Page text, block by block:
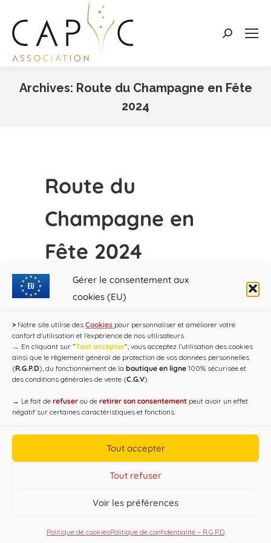
Gérer le consentement aux
cookies (EU)
> Notre site utilise des Cookies pour personnaliser et améliorer votre
confort d'utilisation et l’expérience de nos utilisateurs.
→ En cliquant sur ”Tout accepter”, vous acceptez l’utilisation des cookies
ainsi que le règlement général de protection de vos données personnelles
(R.G.P.D), du fonctionnement de la boutique en ligne 100% sécurisée et
des conditions générales de vente (C.G.V).
→ Le fait de refuser ou de retirer son consentement peut avoir un effet
négatif sur certaines caractéristiques et fonctions.
Tout accepter
Tout refuser
Voir les préférences
Politique de cookiesPolitique de confidentialité – R.G.P.D
Search:
Archives: Route du Champagne en Fête
2024
Route du
Champagne en
Fête 2024
Pas d'événement actuellement
programmé.
Designed byWEB3-DESIGN